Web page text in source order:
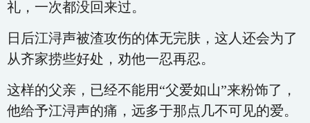
礼，一次都没回来过。
日后江浔声被渣攻伤的体无完肤，这人还会为了
从齐家捞些好处，劝他一忍再忍。
这样的父亲，已经不能用“父爱如山”来粉饰了，
他给予江浔声的痛，远多于那点几不可见的爱。